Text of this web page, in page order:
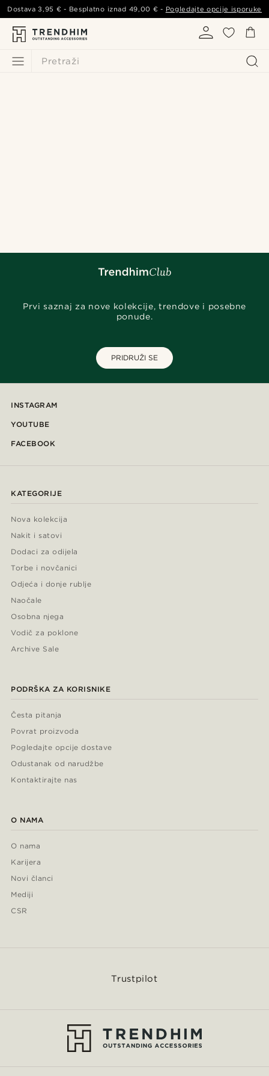
Pretraži
Dostava3,95 € - Besplatno iznad 49,00 € - Pogledajte opcije isporuke
Prvi saznaj za nove kolekcije, trendove i posebne
ponude.
PRIDRUŽI SE
INSTAGRAM
YOUTUBE
FACEBOOK
KATEGORIJE
Nova kolekcija
Nakit i satovi
Dodaci za odijela
Torbe i novčanici
Odjeća i donje rublje
Naočale
Osobna njega
Vodič za poklone
Archive Sale
PODRŠKA ZA KORISNIKE
Česta pitanja
Povrat proizvoda
Pogledajte opcije dostave
Odustanak od narudžbe
Kontaktirajte nas
O NAMA
O nama
Karijera
Novi članci
Mediji
CSR
Trustpilot